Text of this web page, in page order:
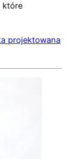
które
projektowana